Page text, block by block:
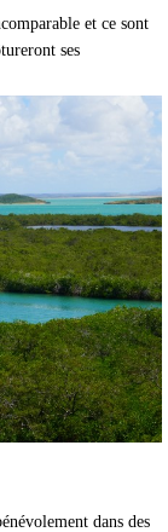
et ce sont
ses
dans des